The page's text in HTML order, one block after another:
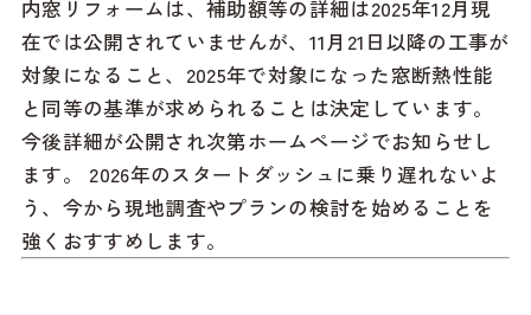
内窓リフォームは、補助額等の詳細は2025年12月現
在では公開されていませんが、11月21日以降の工事が
対象になること、2025年で対象になった窓断熱性能
と同等の基準が求められることは決定しています。
今後詳細が公開され次第ホームページでお知らせし
ます。 2026年のスタートダッシュに乗り遅れないよ
う、今から現地調査やプランの検討を始めることを
強くおすすめします。